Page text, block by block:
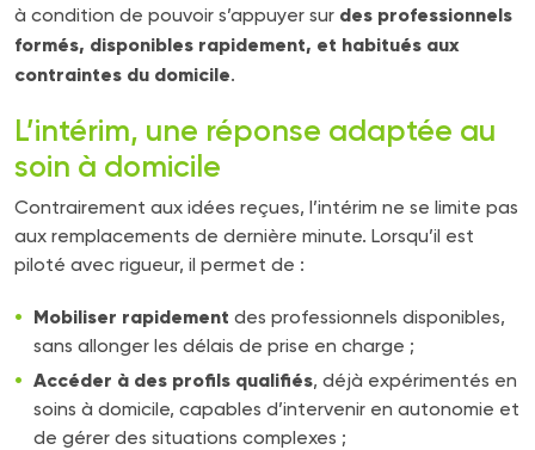
à condition de pouvoir s’appuyer sur des professionnels
formés, disponibles rapidement, et habitués aux
contraintes du domicile.
L’intérim, une réponse adaptée au
soin à domicile
Contrairement aux idées reçues, l’intérim ne se limite pas
aux remplacements de dernière minute. Lorsqu’il est
piloté avec rigueur, il permet de :
Mobiliser rapidement des professionnels disponibles,
sans allonger les délais de prise en charge ;
Accéder à des profils qualifiés, déjà expérimentés en
soins à domicile, capables d’intervenir en autonomie et
de gérer des situations complexes ;